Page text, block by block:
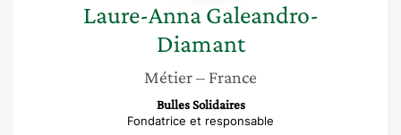
Laure-Anna Galeandro-
Diamant
Métier– France
Bulles Solidaires
Fondatrice et responsable